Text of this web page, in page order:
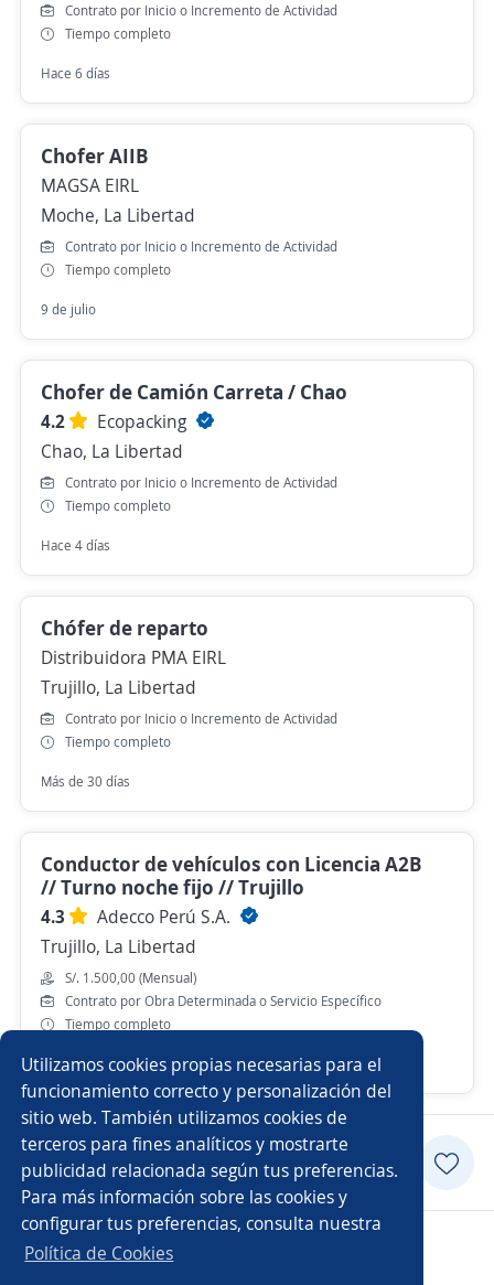
Contrato por Inicio o Incremento de Actividad
Tiempo completo
Hace 6 días
Chofer AIIB
MAGSA EIRL
Moche, La Libertad
Contrato por Inicio o Incremento de Actividad
Tiempo completo
9 de julio
Chofer de Camión Carreta / Chao
4.2
Ecopacking
Chao, La Libertad
Contrato por Inicio o Incremento de Actividad
Tiempo completo
Hace 4 días
Chófer de reparto
Distribuidora PMA EIRL
Trujillo, La Libertad
Contrato por Inicio o Incremento de Actividad
Tiempo completo
Más de 30 días
Conductor de vehículos con Licencia A2B
// Turno noche fijo // Trujillo
4.3
Adecco Perú S.A.
Trujillo, La Libertad
S/. 1.500,00 (Mensual)
Contrato por Obra Determinada o Servicio Específico
Tiempo completo
Hace 2 días
Postularme
Copyright 2014 - 2026 DGNET LTD.
Aviso legal
Utilizamos cookies propias necesarias para el
funcionamiento correcto y personalización del
sitio web. También utilizamos cookies de
terceros para fines analíticos y mostrarte
publicidad relacionada según tus preferencias.
Para más información sobre las cookies y
configurar tus preferencias, consulta nuestra
Política de Cookies